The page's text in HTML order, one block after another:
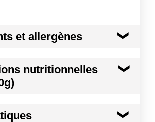
et allergènes
Volailles nées, élevées et abattues en
nutritionnelles